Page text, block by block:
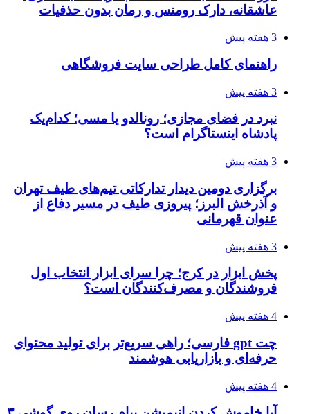
عاشقانه، دارک رومنس و رمان بدون حذفیات
3 هفته پیش
راهنمای کامل طراحی سایت فروشگاهی
3 هفته پیش
نبرد در فضای مجازی؛ رونالدو یا مسی؛ کدام‌یک
پادشاه اینستاگرام است؟
3 هفته پیش
برگزاری دومین دیدار تدارکاتی تیم‌های طیف تهران
و آذرخش البرز؛ پیروزی طیف در مسیر دفاع از
عنوان قهرمانی
3 هفته پیش
پخش ابزار در کرج؛ چرا سرای ابزار انتخاب اول
فروشندگان و مصرف‌کنندگان است؟
4 هفته پیش
چت gpt فارسی؛ راهی سریع‌تر برای تولید محتوای
حرفه‌ای و بازاریابی هوشمند
4 هفته پیش